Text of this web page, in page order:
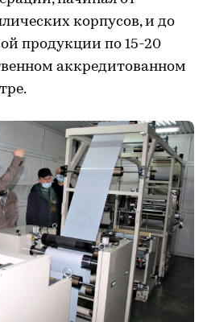
корпусов, и до
продукции по 15-20
аккредитованном